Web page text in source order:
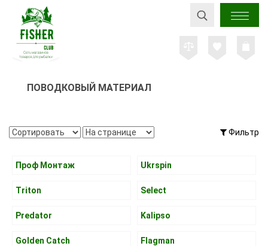
ПОВОДКОВЫЙ МАТЕРИАЛ
Фильтр
Проф Монтаж Ukrspin
Triton Select
Predator Kalipso
Golden Catch Flagman